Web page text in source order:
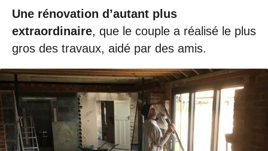
Une rénovation d’autant plus
extraordinaire, que le couple a réalisé le plus
gros des travaux, aidé par des amis.